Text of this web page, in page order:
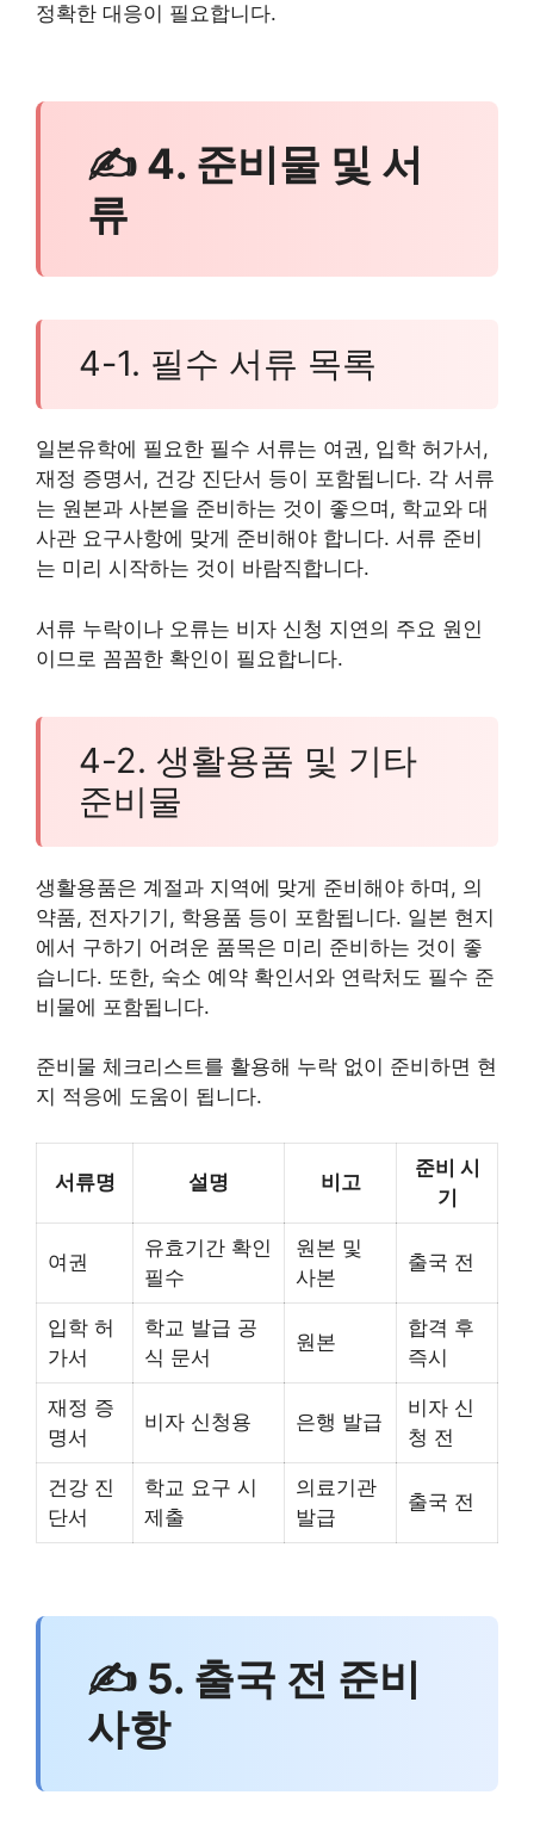
정확한 대응이 필요합니다.
✍ 4. 준비물 및 서
류
4-1. 필수 서류 목록
일본유학에 필요한 필수 서류는 여권, 입학 허가서,
재정 증명서, 건강 진단서 등이 포함됩니다. 각 서류
는 원본과 사본을 준비하는 것이 좋으며, 학교와 대
사관 요구사항에 맞게 준비해야 합니다. 서류 준비
는 미리 시작하는 것이 바람직합니다.
서류 누락이나 오류는 비자 신청 지연의 주요 원인
이므로 꼼꼼한 확인이 필요합니다.
4-2. 생활용품 및 기타
준비물
생활용품은 계절과 지역에 맞게 준비해야 하며, 의
약품, 전자기기, 학용품 등이 포함됩니다. 일본 현지
에서 구하기 어려운 품목은 미리 준비하는 것이 좋
습니다. 또한, 숙소 예약 확인서와 연락처도 필수 준
비물에 포함됩니다.
준비물 체크리스트를 활용해 누락 없이 준비하면 현
지 적응에 도움이 됩니다.
서류명 설명 비고
준비 시
기
여권
유효기간 확인
필수
원본 및
사본
출국 전
입학 허
가서
학교 발급 공
식 문서
원본
합격 후
즉시
재정 증
명서
비자 신청용 은행 발급
비자 신
청 전
건강 진
단서
학교 요구 시
제출
의료기관
발급
출국 전
✍ 5. 출국 전 준비
사항